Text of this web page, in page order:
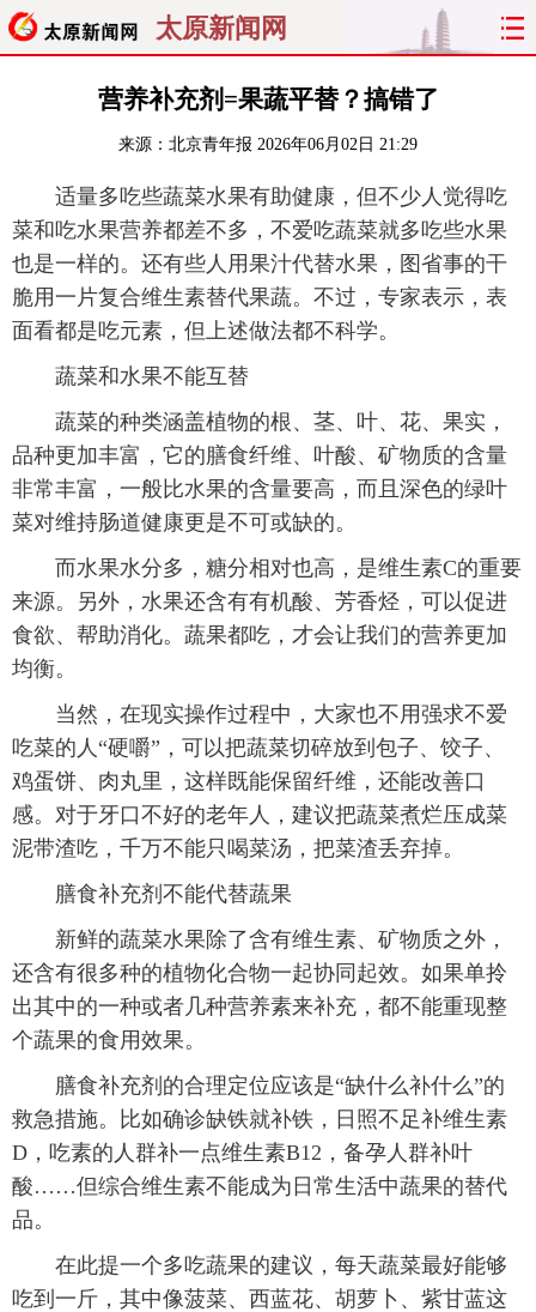
太原新闻网
聚焦 太原
关注 文明
纵横 曝光 综合 专题
旅游 理财 政务 教育
看天下 晋月读 最太原
太原日报
营养补充剂=果蔬平替？搞错了
来源： 北京青年报 2026年06月02日 21:29
适量多吃些蔬菜水果有助健康，但不少人觉得吃
菜和吃水果营养都差不多，不爱吃蔬菜就多吃些水果
也是一样的。还有些人用果汁代替水果，图省事的干
脆用一片复合维生素替代果蔬。不过，专家表示，表
面看都是吃元素，但上述做法都不科学。
蔬菜和水果不能互替
蔬菜的种类涵盖植物的根、茎、叶、花、果实，
品种更加丰富，它的膳食纤维、叶酸、矿物质的含量
非常丰富，一般比水果的含量要高，而且深色的绿叶
菜对维持肠道健康更是不可或缺的。
而水果水分多，糖分相对也高，是维生素C的重要
来源。另外，水果还含有有机酸、芳香烃，可以促进
食欲、帮助消化。蔬果都吃，才会让我们的营养更加
均衡。
当然，在现实操作过程中，大家也不用强求不爱
吃菜的人“硬嚼”，可以把蔬菜切碎放到包子、饺子、
鸡蛋饼、肉丸里，这样既能保留纤维，还能改善口
感。对于牙口不好的老年人，建议把蔬菜煮烂压成菜
泥带渣吃，千万不能只喝菜汤，把菜渣丢弃掉。
膳食补充剂不能代替蔬果
新鲜的蔬菜水果除了含有维生素、矿物质之外，
还含有很多种的植物化合物一起协同起效。如果单拎
出其中的一种或者几种营养素来补充，都不能重现整
个蔬果的食用效果。
膳食补充剂的合理定位应该是“缺什么补什么”的
救急措施。比如确诊缺铁就补铁，日照不足补维生素
D，吃素的人群补一点维生素B12，备孕人群补叶
酸……但综合维生素不能成为日常生活中蔬果的替代
品。
在此提一个多吃蔬果的建议，每天蔬菜最好能够
吃到一斤，其中像菠菜、西蓝花、胡萝卜、紫甘蓝这